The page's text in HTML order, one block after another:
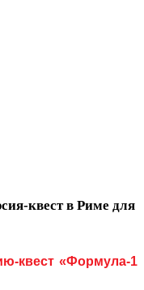
квест в Риме для
квест «Формула-1